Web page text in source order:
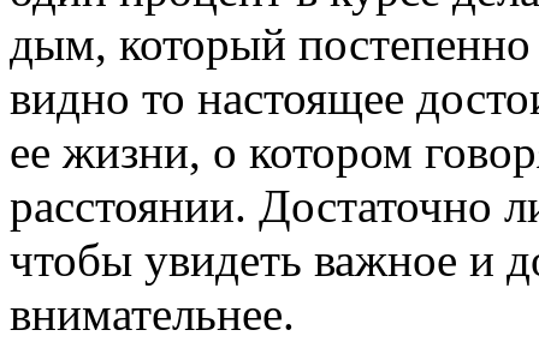
дым, который постепенно
видно то настоящее
ее жизни, о котором
расстоянии. Достаточно
чтобы увидеть важное и
внимательнее.